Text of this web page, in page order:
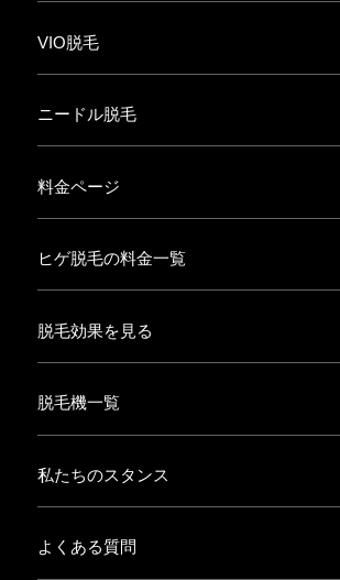
VIO脱毛
ニードル脱毛
料金ページ
ヒゲ脱毛の料金一覧
脱毛効果を見る
脱毛機一覧
私たちのスタンス
よくある質問